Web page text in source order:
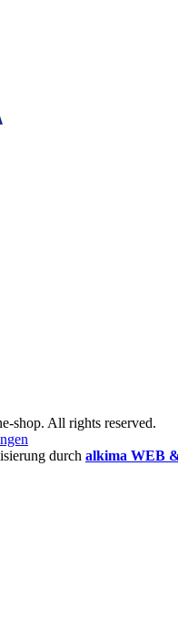
shop. All rights reserved.
durch alkima WEB